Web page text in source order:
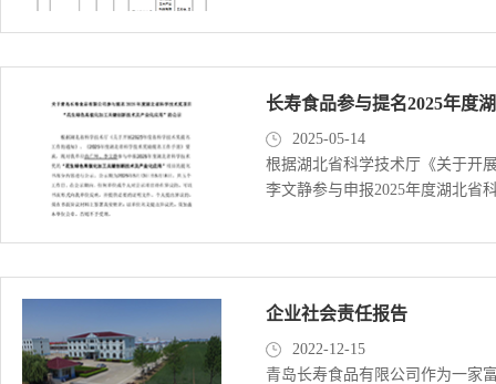
长寿食品参与提名2025年度
2025-05-14
根据湖北省科学技术厅《关于开
李文静参与申报2025年度湖北省
企业社会责任报告
2022-12-15
青岛长寿食品有限公司作为一家